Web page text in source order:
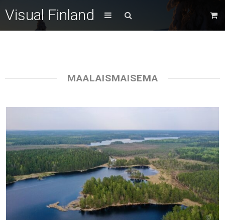
Visual Finland
MAALAISMAISEMA